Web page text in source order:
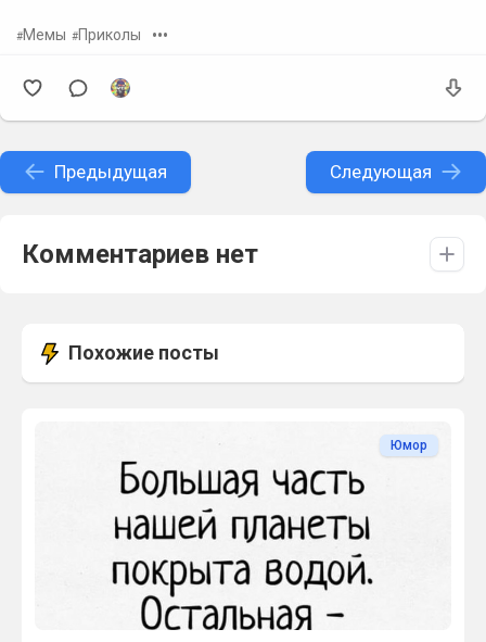
Мемы Приколы •••
Предыдущая Следующая
Комментариев нет
Похожие посты
Юмор